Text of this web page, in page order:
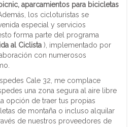
aparcamientos para bicicletas
los cicloturistas se
especial y servicios
forma parte del programa
al Ciclista ), implementado por
con numerosos
Cale 32, me complace
una zona segura al aire libre
opción de traer tus propias
de montaña o incluso alquilar
de nuestros proveedores de